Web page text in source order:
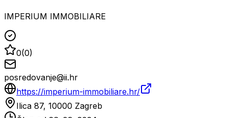
IMPERIUM IMMOBILIARE
0(0)
posredovanje@ii.hr
https://imperium-immobiliare.hr/
Ilica 87, 10000 Zagreb